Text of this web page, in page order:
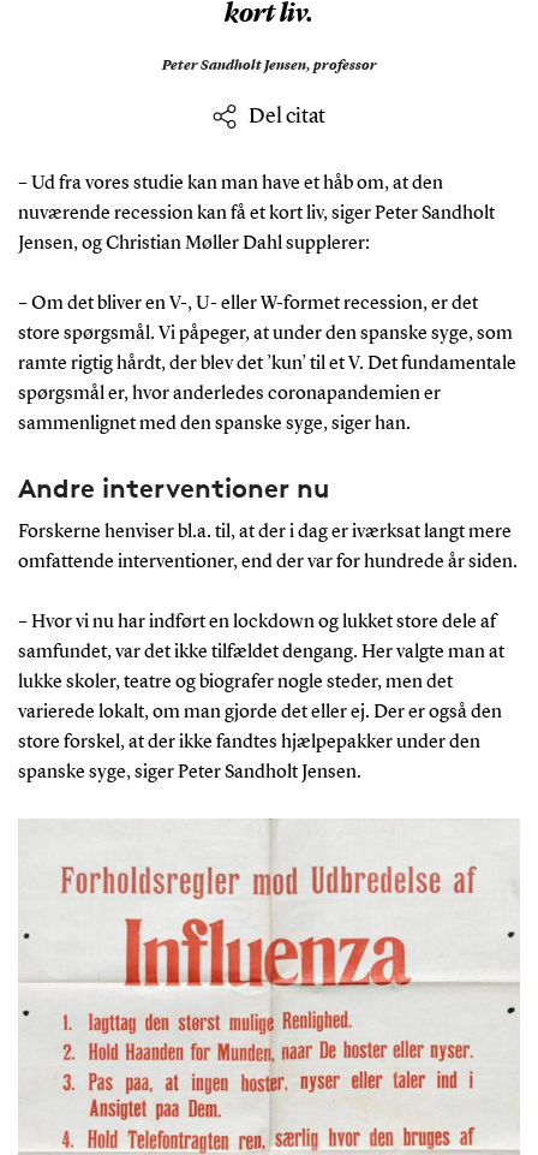
kort liv.
Peter Sandholt Jensen, professor
Del citat
– Ud fra vores studie kan man have et håb om, at den
nuværende recession kan få et kort liv, siger Peter Sandholt
Jensen, og Christian Møller Dahl supplerer:
– Om det bliver en V-, U- eller W-formet recession, er det
store spørgsmål. Vi påpeger, at under den spanske syge, som
ramte rigtig hårdt, der blev det ’kun’ til et V. Det fundamentale
spørgsmål er, hvor anderledes coronapandemien er
sammenlignet med den spanske syge, siger han.
Andre interventioner nu
Forskerne henviser bl.a. til, at der i dag er iværksat langt mere
omfattende interventioner, end der var for hundrede år siden.
– Hvor vi nu har indført en lockdown og lukket store dele af
samfundet, var det ikke tilfældet dengang. Her valgte man at
lukke skoler, teatre og biografer nogle steder, men det
varierede lokalt, om man gjorde det eller ej. Der er også den
store forskel, at der ikke fandtes hjælpepakker under den
spanske syge, siger Peter Sandholt Jensen.